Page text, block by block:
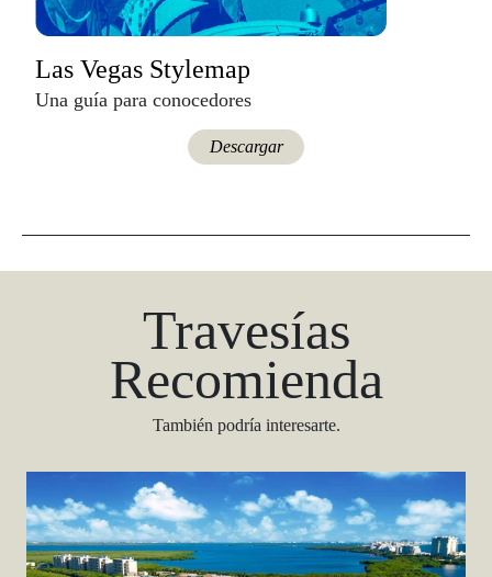
Las Vegas Stylemap
Una guía para conocedores
Descargar
Travesías
Recomienda
También podría interesarte.